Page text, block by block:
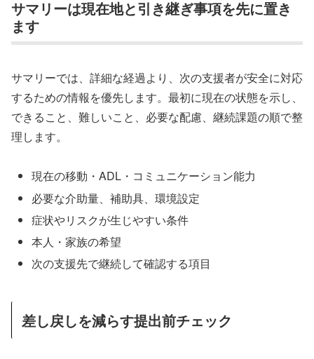
サマリーは現在地と引き継ぎ事項を先に置き
ます
サマリーでは、詳細な経過より、次の支援者が安全に対応
するための情報を優先します。最初に現在の状態を示し、
できること、難しいこと、必要な配慮、継続課題の順で整
理します。
現在の移動・ADL・コミュニケーション能力
必要な介助量、補助具、環境設定
症状やリスクが生じやすい条件
本人・家族の希望
次の支援先で継続して確認する項目
差し戻しを減らす提出前チェック